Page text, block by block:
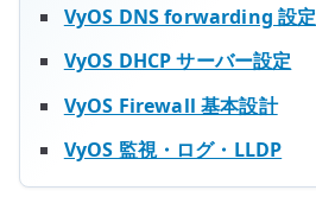
VyOS DNS forwarding 設定
VyOS DHCP サーバー設定
VyOS Firewall 基本設計
VyOS 監視・ログ・LLDP